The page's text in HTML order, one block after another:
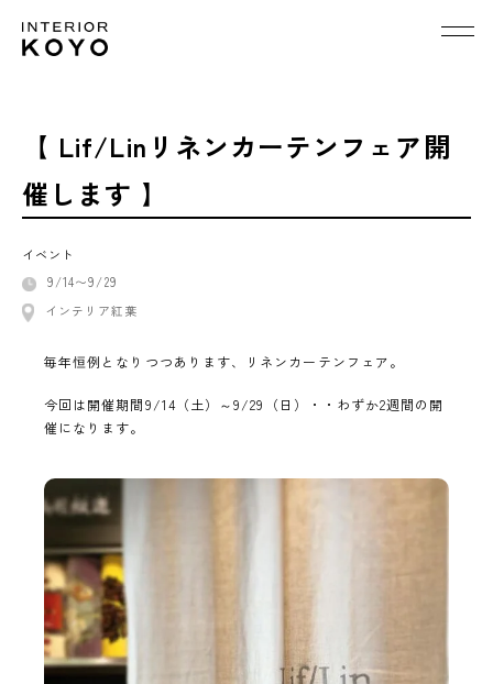
【 Lif/Linリネンカーテンフェア開
催します 】
イベント
9/14〜9/29
インテリア紅葉
毎年恒例となりつつあります、リネンカーテンフェア。
今回は開催期間9/14（土）～9/29（日）・・わずか2週間の開
催になります。